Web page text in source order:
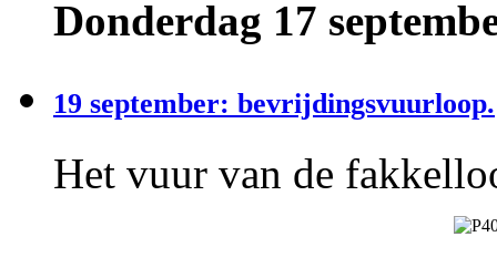
Donderdag 17
19 september: bevrijdingsvuurloop.
Het vuur van de